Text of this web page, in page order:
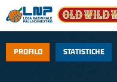
PROFILO STATISTICHE